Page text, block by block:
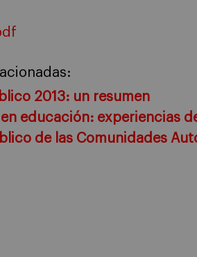
2013: un resumen
en educación: experiencias
de las Comunidades